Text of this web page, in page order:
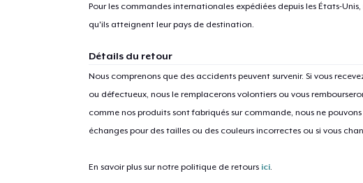
Pour les commandes internationales expédiées depuis les États-Unis,
qu'ils atteignent leur pays de destination.
Détails du retour
Nous comprenons que des accidents peuvent survenir. Si vous
ou défectueux, nous le remplacerons volontiers ou vous
comme nos produits sont fabriqués sur commande, nous ne
échanges pour des tailles ou des couleurs incorrectes ou si vous
En savoir plus sur notre politique de retours ici.
article